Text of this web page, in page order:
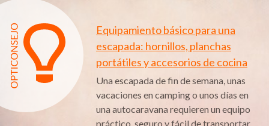
Equipamiento básico para una
escapada: hornillos, planchas
portátiles y accesorios de cocina
Una escapada de fin de semana, unas
vacaciones en camping o unos días en
una autocaravana requieren un equipo
práctico, seguro y fácil de transportar.